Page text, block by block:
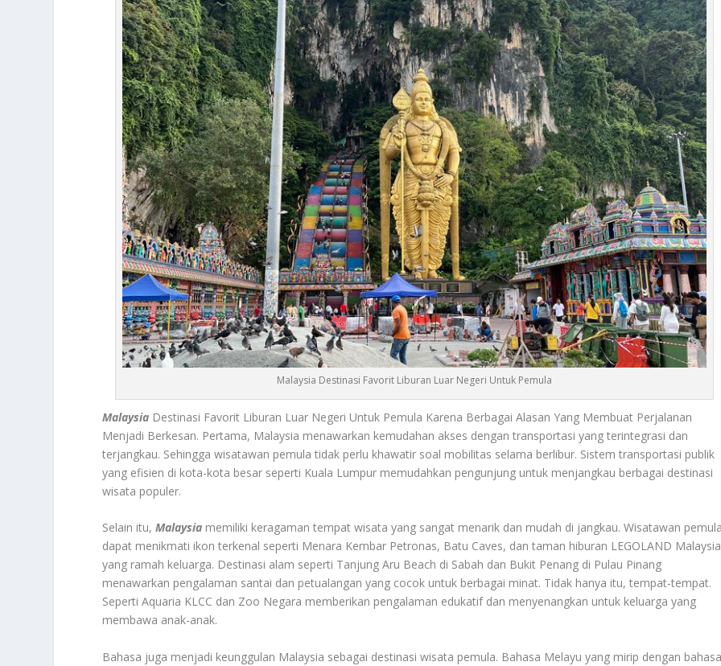
Malaysia Destinasi Favorit Liburan Luar Negeri Untuk Pemula
Malaysia Destinasi Favorit Liburan Luar Negeri Untuk Pemula Karena Berbagai Alasan Yang Membuat Perjalanan
Menjadi Berkesan. Pertama, Malaysia menawarkan kemudahan akses dengan transportasi yang terintegrasi dan
terjangkau. Sehingga wisatawan pemula tidak perlu khawatir soal mobilitas selama berlibur. Sistem transportasi publik
yang efisien di kota-kota besar seperti Kuala Lumpur memudahkan pengunjung untuk menjangkau berbagai destinasi
wisata populer.
Selain itu,Malaysia memiliki keragaman tempat wisata yang sangat menarik dan mudah di jangkau. Wisatawan
dapat menikmati ikon terkenal seperti Menara Kembar Petronas, Batu Caves, dan taman hiburan LEGOLAND Malaysia
yang ramah keluarga. Destinasi alam seperti Tanjung Aru Beach di Sabah dan Bukit Penang di Pulau Pinang
menawarkan pengalaman santai dan petualangan yang cocok untuk berbagai minat. Tidak hanya itu, tempat-tempat.
Seperti Aquaria KLCC dan Zoo Negara memberikan pengalaman edukatif dan menyenangkan untuk keluarga yang
membawa anak-anak.
Bahasa juga menjadi keunggulan Malaysia sebagai destinasi wisata pemula. Bahasa Melayu yang mirip dengan